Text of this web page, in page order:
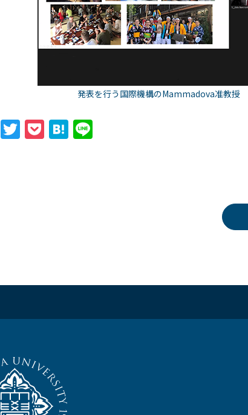
発表を行う国際機構のMammadova准教授
Facebook
Twitter
PocketHatena